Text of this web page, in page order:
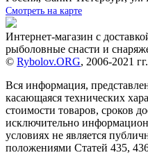
Смотреть на карте
Интернет-магазин с
рыболовные снасти и
© Rybolov.ORG, 2006-2021 гг.
Вся информация,
касающаяся технических
стоимости товаров, сроков
исключительно
условиях не является
положениями Статей 435,